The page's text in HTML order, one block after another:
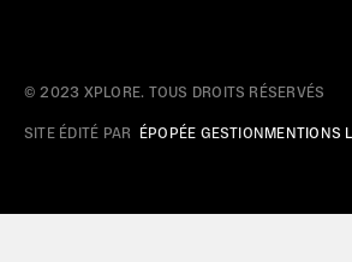
© 2023 XPLORE. TOUS DROITS RÉSERVÉS
SITE ÉDITÉ PAR ÉPOPÉE GESTION MENTIONS